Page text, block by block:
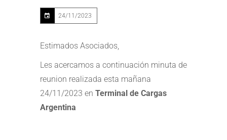
24/11/2023
Estimados Asociados,
Les acercamos a continuación minuta de
reunion realizada esta mañana
24/11/2023 en Terminal de Cargas
Argentina